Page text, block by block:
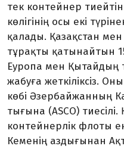
тек контейнер
көлігінің осы екі
қалады. Қазақстан
тұрақты қатынайтын
Еуропа мен Қытайдың
жабуға жеткілік­сіз.
көбі Әзер­байжанның
тығына (ASCO)
контейнерлік флоты
Кеменің аздығынан